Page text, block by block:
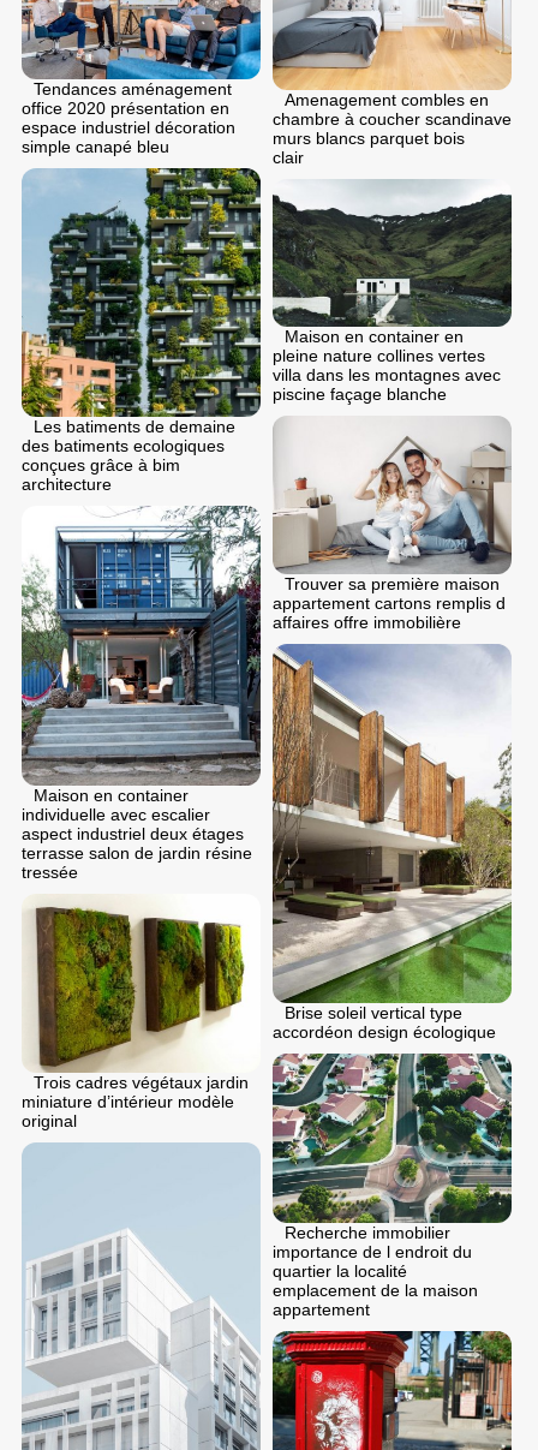
Tendances aménagement
office 2020 présentation en
espace industriel décoration
simple canapé bleu
Amenagement combles en
chambre à coucher scandinave
murs blancs parquet bois
clair
Les batiments de demaine
des batiments ecologiques
conçues grâce à bim
architecture
Maison en container en
pleine nature collines vertes
villa dans les montagnes avec
piscine façage blanche
Trouver sa première maison
appartement cartons remplis d
affaires offre immobilière
Maison en container
individuelle avec escalier
aspect industriel deux étages
terrasse salon de jardin résine
tressée
Brise soleil vertical type
accordéon design écologique
Trois cadres végétaux jardin
miniature d’intérieur modèle
original
Recherche immobilier
importance de l endroit du
quartier la localité
emplacement de la maison
appartement